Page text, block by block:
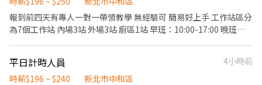
訓！ 如果你想找一份工作氣氛融洽、夥伴好相處的兼職，歡迎加入
冉冉晨光早午餐，期待與你一起迎接每天的晨光！
報到前四天有專人一對一帶領教學 無經驗可 簡易好上手 工作站區分
為7個工作站 內場3站 外場3站 廚區1站 早班：10:00-17:00 晚班：
平日計時人員
4小時前
時薪$196 ~ $240
新北市中和區